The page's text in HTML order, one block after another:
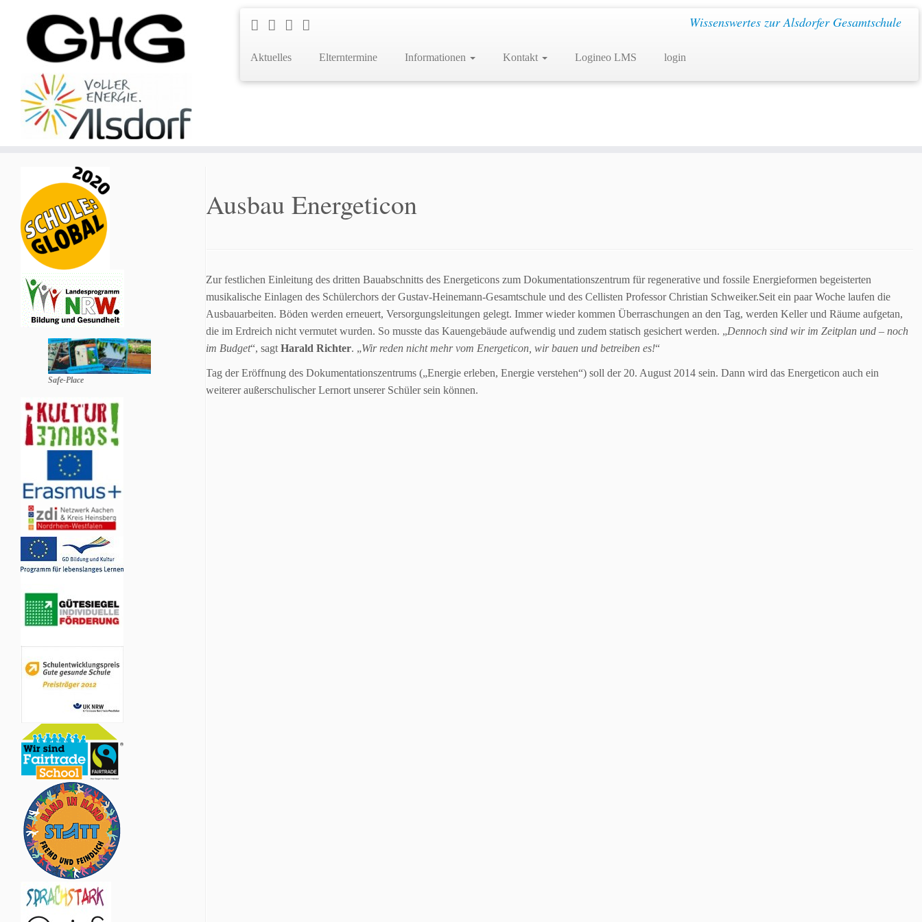
Wissenswertes zur Alsdorfer Gesamtschule
Aktuelles Elterntermine Informationen Kontakt Logineo LMS login
Safe-Place
Ausbau Energeticon
Zur festlichen Einleitung des dritten Bauabschnitts des Energeticons zum Dokumentationszentrum für regenerative und fossile Energieformen begeisterten
musikalische Einlagen des Schülerchors der Gustav-Heinemann-Gesamtschule und des Cellisten Professor Christian Schweiker.Seit ein paar Woche laufen die
Ausbauarbeiten. Böden werden erneuert, Versorgungsleitungen gelegt. Immer wieder kommen Überraschungen an den Tag, werden Keller und Räume aufgetan,
die im Erdreich nicht vermutet wurden. So musste das Kauengebäude aufwendig und zudem statisch gesichert werden. „Dennoch sind wir im Zeitplan und – noch
im Budget“, sagt Harald Richter. „Wir reden nicht mehr vom Energeticon, wir bauen und betreiben es!“
Tag der Eröffnung des Dokumentationszentrums („Energie erleben, Energie verstehen“) soll der 20. August 2014 sein. Dann wird das Energeticon auch ein
weiterer außerschulischer Lernort unserer Schüler sein können.